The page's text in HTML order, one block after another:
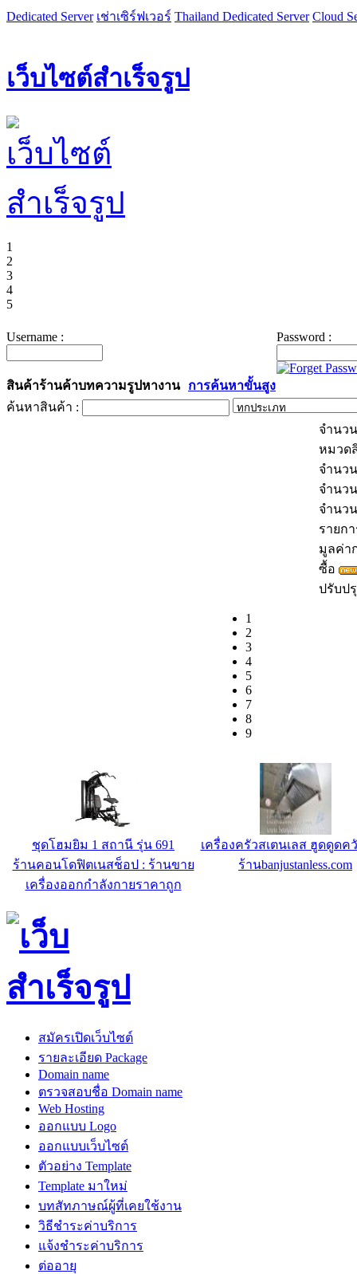
Dedicated Server เช่าเซิร์ฟเวอร์ Thailand Dedicated Server Cloud
เว็บไซต์สำเร็จรูป
1
2
3
4
5
Username : Password :
สินค้าร้านค้าบทความรูปหางาน
การค้นหาขั้นสูง
ค้นหาสินค้า :
จำนว
หมวด
จำนว
จำนว
จำนวน
รายก
มูลค่า
ซื้อ
ปรับป
1
2
3
4
5
6
7
8
9
ชุดโฮมยิม 1 สถานี รุ่น 691
ร้านคอนโดฟิตเนสช็อป : ร้านขาย
เครื่องออกกำลังกายราคาถูก
เครื่องครัวสเตนเลส ฮูดดูดค
ร้านbanjustanless.com
สมัครเปิดเว็บไซต์
รายละเอียด Package
Domain name
ตรวจสอบชื่อ Domain name
Web Hosting
ออกแบบ Logo
ออกแบบเว็บไซต์
ตัวอย่าง Template
Template มาใหม่
บทสัทภาษณ์ผู้ที่เคยใช้งาน
วิธีชำระค่าบริการ
แจ้งชำระค่าบริการ
ต่ออายุ